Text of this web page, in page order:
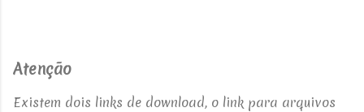
Atenção
Existem dois links de download, o link para arquivos